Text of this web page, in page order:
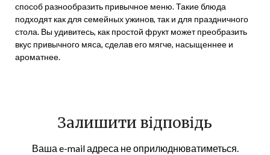
способ разнообразить привычное меню. Такие блюда
подходят как для семейных ужинов, так и для праздничного
стола. Вы удивитесь, как простой фрукт может преобразить
вкус привычного мяса, сделав его мягче, насыщеннее и
ароматнее.
Залишити відповідь
Ваша e-mail адреса не оприлюднюватиметься.